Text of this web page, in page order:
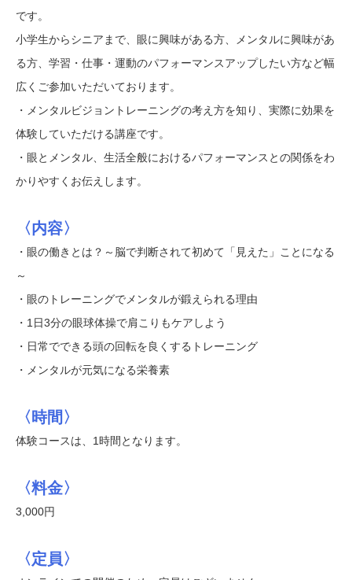
です。
小学生からシニアまで、眼に興味がある方、メンタルに興味があ
る方、学習・仕事・運動のパフォーマンスアップしたい方など幅
広くご参加いただいております。
・メンタルビジョントレーニングの考え方を知り、実際に効果を
体験していただける講座です。
・眼とメンタル、生活全般におけるパフォーマンスとの関係をわ
かりやすくお伝えします。
〈内容〉
・眼の働きとは？～脳で判断されて初めて「見えた」ことになる
～
・眼のトレーニングでメンタルが鍛えられる理由
・1日3分の眼球体操で肩こりもケアしよう
・日常でできる頭の回転を良くするトレーニング
・メンタルが元気になる栄養素
〈時間〉
体験コースは、1時間となります。
〈料金〉
3,000円
〈定員〉